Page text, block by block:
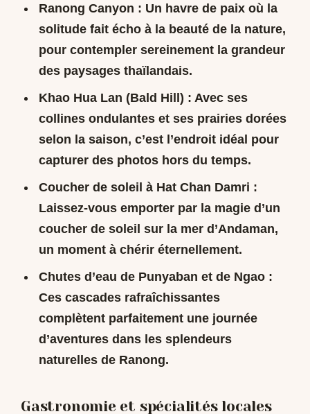
Ranong Canyon : Un havre de paix où la
solitude fait écho à la beauté de la nature,
pour contempler sereinement la grandeur
des paysages thaïlandais.
Khao Hua Lan (Bald Hill) : Avec ses
collines ondulantes et ses prairies dorées
selon la saison, c’est l’endroit idéal pour
capturer des photos hors du temps.
Coucher de soleil à Hat Chan Damri :
Laissez-vous emporter par la magie d’un
coucher de soleil sur la mer d’Andaman,
un moment à chérir éternellement.
Chutes d’eau de Punyaban et de Ngao :
Ces cascades rafraîchissantes
complètent parfaitement une journée
d’aventures dans les splendeurs
naturelles de Ranong.
Gastronomie et spécialités locales